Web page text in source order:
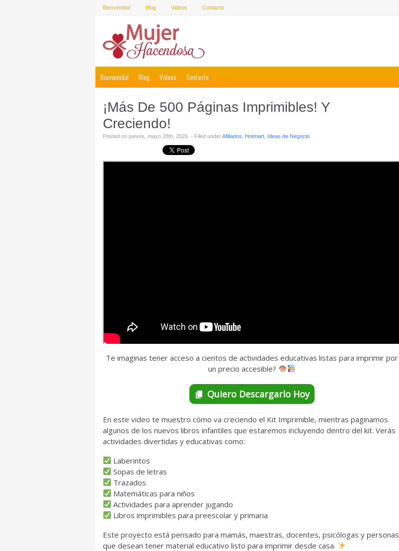
Bienvenida! Blog Videos Contacto
Bienvenida! Blog Videos Contacto
¡Más De 500 Páginas Imprimibles! Y
Creciendo!
Posted on jueves, mayo 28th, 2026. - Filed underAfiliados Hotmart Ideas de Negocio
Te imaginas tener acceso a cientos de actividades educativas listas para imprimir por
un precio accesible?
Quiero Descargarlo Hoy
En este video te muestro cómo va creciendo el Kit Imprimible, mientras paginamos
algunos de los nuevos libros infantiles que estaremos incluyendo dentro del kit. Verás
actividades divertidas y educativas como:
Laberintos
Sopas de letras
Trazados
Matemáticas para niños
Actividades para aprender jugando
Libros imprimibles para preescolar y primaria
Este proyecto está pensado para mamás, maestras, docentes, psicólogas y personas
que desean tener material educativo listo para imprimir desde casa.